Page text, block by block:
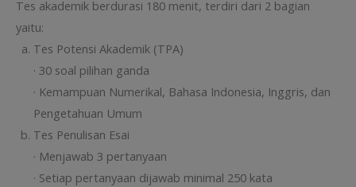
Tes akademik berdurasi 180 menit, terdiri dari 2 bagian
yaitu:
Tes Potensi Akademik (TPA)
· 30 soal pilihan ganda
· Kemampuan Numerikal, Bahasa Indonesia, Inggris, dan
Pengetahuan Umum
Tes Penulisan Esai
· Menjawab 3 pertanyaan
· Setiap pertanyaan dijawab minimal 250 kata